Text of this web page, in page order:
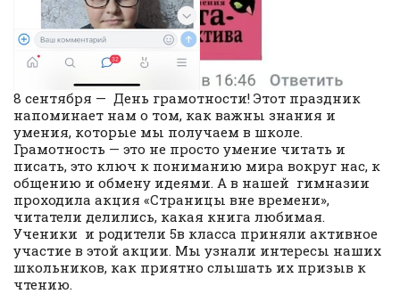
8 сентября — День грамотности! Этот праздник
напоминает нам о том, как важны знания и
умения, которые мы получаем в школе.
Грамотность — это не просто умение читать и
писать, это ключ к пониманию мира вокруг нас, к
общению и обмену идеями. А в нашей гимназии
проходила акция «Страницы вне времени»,
читатели делились, какая книга любимая.
Ученики и родители 5в класса приняли активное
участие в этой акции. Мы узнали интересы наших
школьников, как приятно слышать их призыв к
чтению.